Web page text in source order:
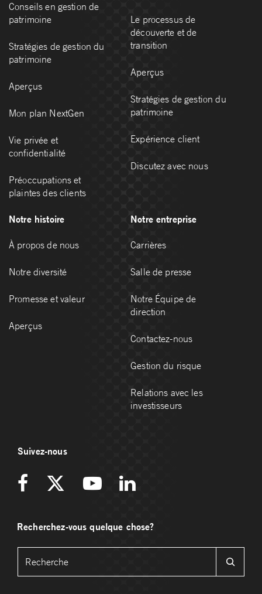
Conseils en gestion de
patrimoine
Stratégies de gestion du
patrimoine
Aperçus
Mon plan NextGen
Vie privée et
confidentialité
Préoccupations et
plaintes des clients
Le processus de
découverte et de
transition
Aperçus
Stratégies de gestion du
patrimoine
Expérience client
Discutez avec nous
Notre histoire
À propos de nous
Notre diversité
Promesse et valeur
Aperçus
Notre entreprise
Carrières
Salle de presse
Notre Équipe de
direction
Contactez-nous
Gestion du risque
Relations avec les
investisseurs
Suivez-nous
Recherchez-vous quelque chose?